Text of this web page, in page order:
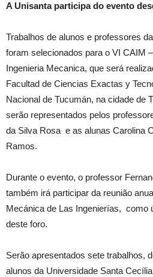
A Unisanta participa do evento
Trabalhos de alunos e professores
foram selecionados para o VI CAIM
Ingenieria Mecanica, que será
Facultad de Ciencias Exactas y
Nacional de Tucumán, na cidade de
serão representados pelos
da Silva Rosa e as alunas Carolina
Ramos.
Durante o evento, o professor
também irá participar da reunião
Mecánica de Las Ingenierías, como
deste foro.
Serão apresentados sete trabalhos,
alunos da Universidade Santa